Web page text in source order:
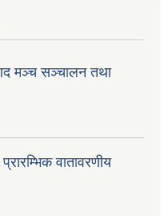
मञ्च सञ्चालन तथा
वातावरणीय